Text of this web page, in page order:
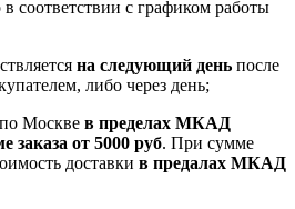
соответствии с графиком работы
на следующий день после
, либо через день;
по Москве в пределах МКАД
заказа от 5000 руб. При сумме
доставки в предалах МКАД